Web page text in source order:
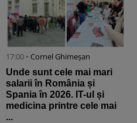
17:00 • Cornel Ghimeșan
Unde sunt cele mai mari
salarii în România și
Spania în 2026. IT-ul și
medicina printre cele mai
...